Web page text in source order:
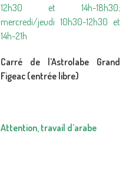
12h30 et 14h-18h30;
mercredi/jeudi 10h30-12h30 et
14h-21h
Carré de l’Astrolabe Grand
Figeac (entrée libre)
Attention, travail d’arabe